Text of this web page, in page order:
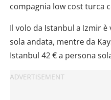
compagnia low cost turca
Il volo da Istanbul a Izmir
sola andata, mentre da
Istanbul 42 € a persona